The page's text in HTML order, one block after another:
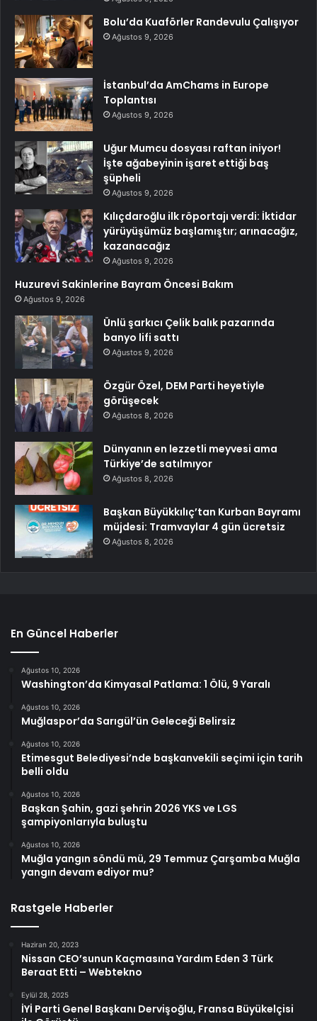
Bolu’da Kuaförler Randevulu Çalışıyor
Ağustos 9, 2026
İstanbul’da AmChams in Europe
Toplantısı
Ağustos 9, 2026
Uğur Mumcu dosyası raftan iniyor!
İşte ağabeyinin işaret ettiği baş
şüpheli
Ağustos 9, 2026
Kılıçdaroğlu ilk röportajı verdi: İktidar
yürüyüşümüz başlamıştır; arınacağız,
kazanacağız
Ağustos 9, 2026
Huzurevi Sakinlerine Bayram Öncesi Bakım
Ağustos 9, 2026
Ünlü şarkıcı Çelik balık pazarında
banyo lifi sattı
Ağustos 9, 2026
Özgür Özel, DEM Parti heyetiyle
görüşecek
Ağustos 8, 2026
Dünyanın en lezzetli meyvesi ama
Türkiye’de satılmıyor
Ağustos 8, 2026
Başkan Büyükkılıç’tan Kurban Bayramı
müjdesi: Tramvaylar 4 gün ücretsiz
Ağustos 8, 2026
En Güncel Haberler
Ağustos 10, 2026
Washington’da Kimyasal Patlama: 1 Ölü, 9 Yaralı
Ağustos 10, 2026
Muğlaspor’da Sarıgül’ün Geleceği Belirsiz
Ağustos 10, 2026
Etimesgut Belediyesi’nde başkanvekili seçimi için tarih
belli oldu
Ağustos 10, 2026
Başkan Şahin, gazi şehrin 2026 YKS ve LGS
şampiyonlarıyla buluştu
Ağustos 10, 2026
Muğla yangın söndü mü, 29 Temmuz Çarşamba Muğla
yangın devam ediyor mu?
Rastgele Haberler
Haziran 20, 2023
Nissan CEO’sunun Kaçmasına Yardım Eden 3 Türk
Beraat Etti – Webtekno
Eylül 28, 2025
İYİ Parti Genel Başkanı Dervişoğlu, Fransa Büyükelçisi